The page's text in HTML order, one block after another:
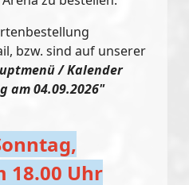
bzw. sind auf unserer
/ Kalender
am 04.09.2026"
18.00 Uhr